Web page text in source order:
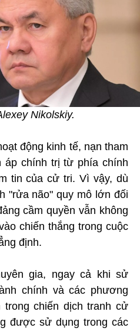
Nikolskiy.
động kinh tế, nạn tham
áp chính trị từ phía chính
tin của cử tri. Vì vậy, dù
"rửa não" quy mô lớn đối
cầm quyền vẫn không
chiến thắng trong cuộc
định.
gia, ngay cả khi sử
chính và các phương
trong chiến dịch tranh cử
được sử dụng trong các